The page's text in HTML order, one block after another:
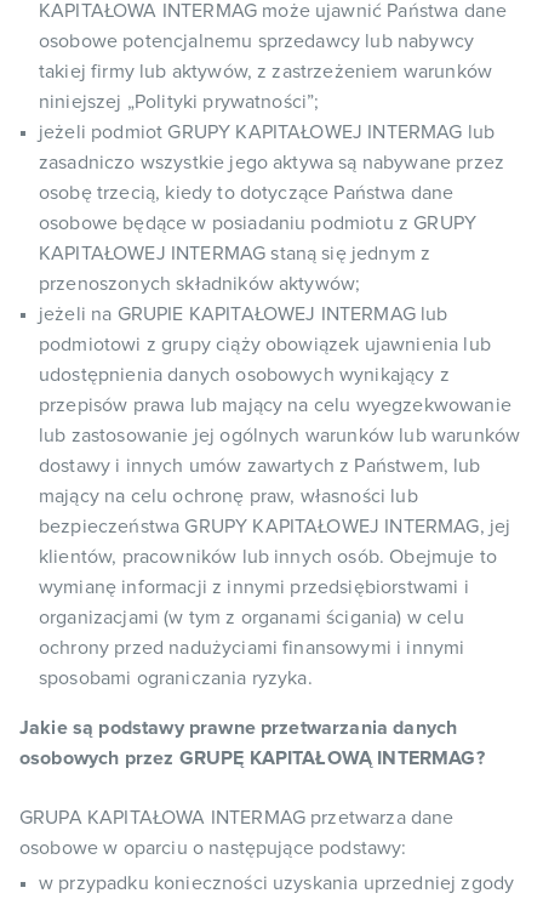
KAPITAŁOWA INTERMAG może ujawnić Państwa dane
osobowe potencjalnemu sprzedawcy lub nabywcy
takiej firmy lub aktywów, z zastrzeżeniem warunków
niniejszej „Polityki prywatności”;
jeżeli podmiot GRUPY KAPITAŁOWEJ INTERMAG lub
zasadniczo wszystkie jego aktywa są nabywane przez
osobę trzecią, kiedy to dotyczące Państwa dane
osobowe będące w posiadaniu podmiotu z GRUPY
KAPITAŁOWEJ INTERMAG staną się jednym z
przenoszonych składników aktywów;
jeżeli na GRUPIE KAPITAŁOWEJ INTERMAG lub
podmiotowi z grupy ciąży obowiązek ujawnienia lub
udostępnienia danych osobowych wynikający z
przepisów prawa lub mający na celu wyegzekwowanie
lub zastosowanie jej ogólnych warunków lub warunków
dostawy i innych umów zawartych z Państwem, lub
mający na celu ochronę praw, własności lub
bezpieczeństwa GRUPY KAPITAŁOWEJ INTERMAG, jej
klientów, pracowników lub innych osób. Obejmuje to
wymianę informacji z innymi przedsiębiorstwami i
organizacjami (w tym z organami ścigania) w celu
ochrony przed nadużyciami finansowymi i innymi
sposobami ograniczania ryzyka.
Jakie są podstawy prawne przetwarzania danych
osobowych przez GRUPĘ KAPITAŁOWĄ INTERMAG?
GRUPA KAPITAŁOWA INTERMAG przetwarza dane
osobowe w oparciu o następujące podstawy:
w przypadku konieczności uzyskania uprzedniej zgody